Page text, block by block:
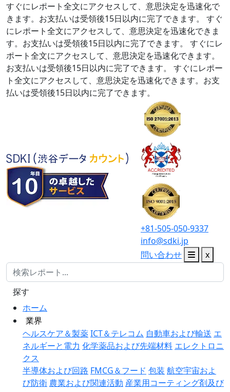
すぐにレポート全文にアクセスして、意思決定を迅速化で
きます。お支払いは受領後15日以内に完了できます。
すぐ
にレポート全文にアクセスして、意思決定を迅速化できま
す。お支払いは受領後15日以内に完了できます。
すぐにレ
ポート全文にアクセスして、意思決定を迅速化できます。
お支払いは受領後15日以内に完了できます。
すぐにレポー
ト全文にアクセスして、意思決定を迅速化できます。お支
払いは受領後15日以内に完了できます。
+81-505-050-9337
info@sdki.jp
問い合わせ
x
ホーム
業界
ヘルスケア＆製薬ICT＆テレコム 自動車および輸送 エ
ネルギーと電力 化学薬品および先端材料 エレクトロニ
クス
半導体および回路 FMCG＆フード 包装 航空宇宙およ
び防衛 農業および関連活動 産業用コーティング剤及び
探す